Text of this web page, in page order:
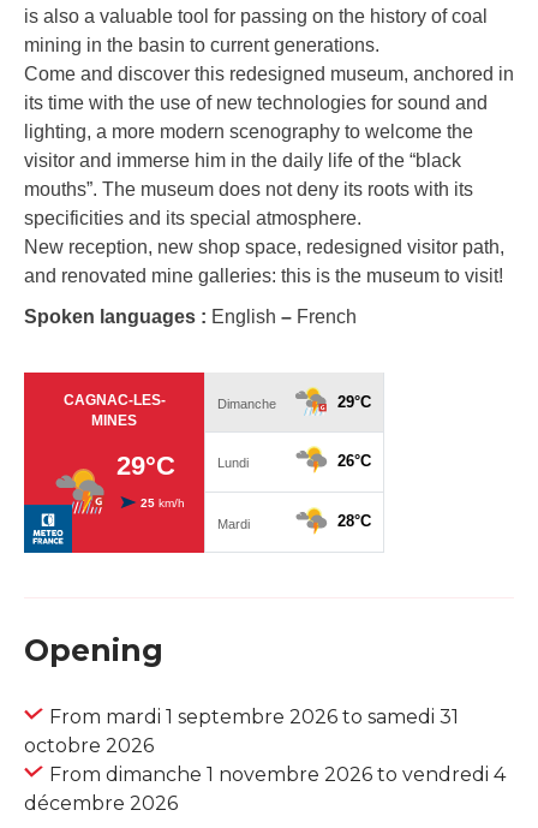
is also a valuable tool for passing on the history of coal
mining in the basin to current generations.
Come and discover this redesigned museum, anchored in
its time with the use of new technologies for sound and
lighting, a more modern scenography to welcome the
visitor and immerse him in the daily life of the “black
mouths”. The museum does not deny its roots with its
specificities and its special atmosphere.
New reception, new shop space, redesigned visitor path,
and renovated mine galleries: this is the museum to visit!
Spoken languages : English – French
Opening
From mardi 1 septembre 2026 to samedi 31
octobre 2026
From dimanche 1 novembre 2026 to vendredi 4
décembre 2026